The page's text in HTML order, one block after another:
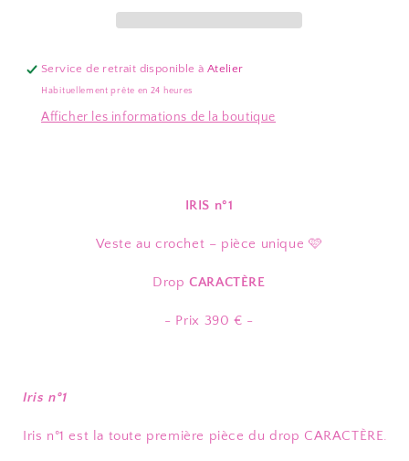
Service de retrait disponible à Atelier
Habituellement prête en 24 heures
Afficher les informations de la boutique
IRIS n°1
Veste au crochet – pièce unique 🩷
DropCARACTÈRE
- Prix 390 € -
Iris n°1
Iris n°1 est la toute première pièce du drop CARACTÈRE.